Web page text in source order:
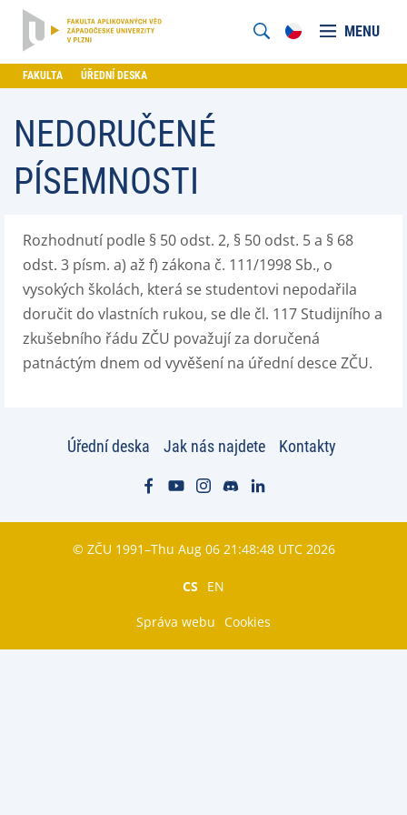
MENU
FAKULTA ÚŘEDNÍ DESKA
NEDORUČENÉ
PÍSEMNOSTI
Rozhodnutí podle § 50 odst. 2, § 50 odst. 5 a § 68
odst. 3 písm. a) až f) zákona č. 111/1998 Sb., o
vysokých školách, která se studentovi nepodařila
doručit do vlastních rukou, se dle čl. 117 Studijního a
zkušebního řádu ZČU považují za doručená
patnáctým dnem od vyvěšení na úřední desce ZČU.
Úřední deska Jak nás najdete Kontakty
© ZČU 1991–Thu Aug 06 21:48:48 UTC 2026
CS EN
Správa webu Cookies